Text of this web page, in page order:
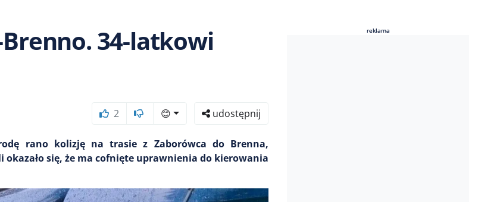
34-latkowi
2 😊 udostępnij
rano kolizję na trasie z Zaborówca do Brenna,
się, że ma cofnięte uprawnienia do kierowania
reklama
reklama